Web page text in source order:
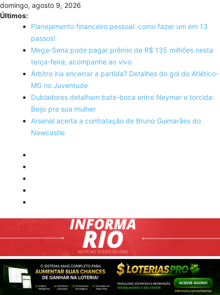
Skip
to
content
domingo, agosto 9, 2026
Últimos:
Planejamento financeiro pessoal: como fazer um em 13
passos!
Mega-Sena pode pagar prêmio de R$ 135 milhões nesta
terça-feira; acompanhe ao vivo
Árbitro iria encerrar a partida? Detalhes do gol do Atlético-
MG no Juventude
Dubladores detalham bate-boca entre Neymar e torcida:
Beijo pra sua mulher
Arsenal acerta a contratação de Bruno Guimarães do
Newcastle